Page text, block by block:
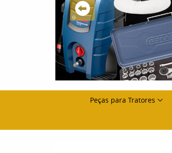
Peças para Tratores